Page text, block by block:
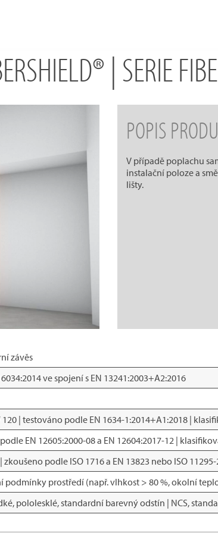
| SERIE
POPIS
V případě poplachu
instalační poloze a
lišty.
závěs
ve spojení s EN 13241:2003+A2:2016
120 | testováno podle EN 1634-1:2014+A1:2018 |
podle EN 12605:2000-08 a EN 12604:2017-12 |
| zkoušeno podle ISO 1716 a EN 13823 nebo ISO
prostředí (např. vlhkost > 80 %, okolní
pololesklé, standardní barevný odstín | NCS,